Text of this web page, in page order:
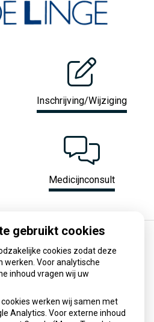
Inschrijving/Wijziging
Medicijnconsult
betekent
weer
als Wegovy of Mounjaro
gebruikt cookies
cookies zodat deze
werken. Voor analytische
inhoud vragen wij uw
werken wij samen met
Analytics. Voor externe inhoud